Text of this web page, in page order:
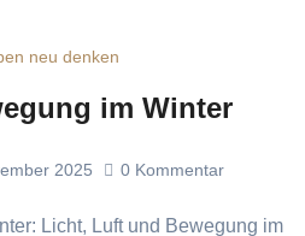
neu denken
im Winter
2025 0 Kommentar